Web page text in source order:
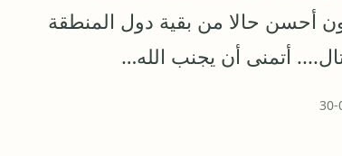
أحسن حالا من بقية دول المنطقة
أتمنى أن يجنب الله…